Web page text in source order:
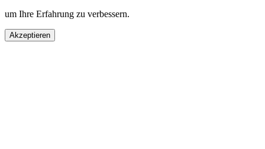
um Ihre Erfahrung zu verbessern.
Akzeptieren